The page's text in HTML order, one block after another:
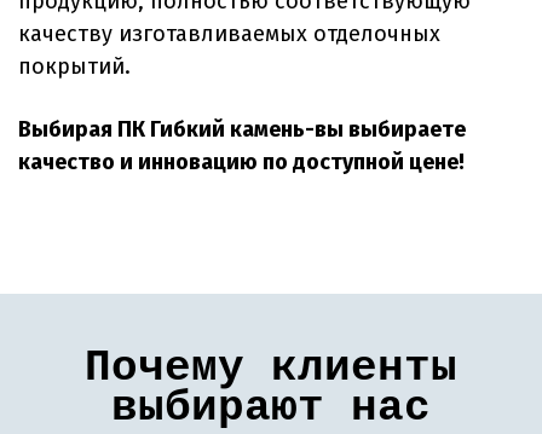
качеству изготавливаемых отделочных
покрытий.
Выбирая ПК Гибкий камень-вы выбираете
качество и инновацию по доступной цене!
Почему клиенты
выбирают нас